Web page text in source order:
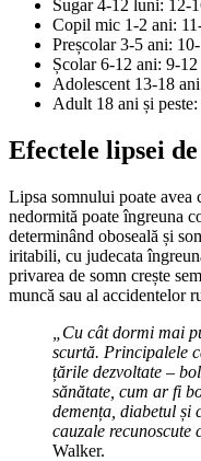
Sugar 4-12 luni: 12-
Copil mic 1-2 ani:
Preșcolar 3-5 ani:
Școlar 6-12 ani: 9-12
Adolescent 13-18
Adult 18 ani și
Efectele lipsei
Lipsa somnului poate avea
nedormită poate îngreuna
determinând oboseală și
iritabili, cu judecata
privarea de somn crește
muncă sau al accidentelor
„Cu cât dormi mai
scurtă. Principalele
țările dezvoltate –
sănătate, cum ar fi
demența, diabetul și
cauzale recunoscute
Walker.